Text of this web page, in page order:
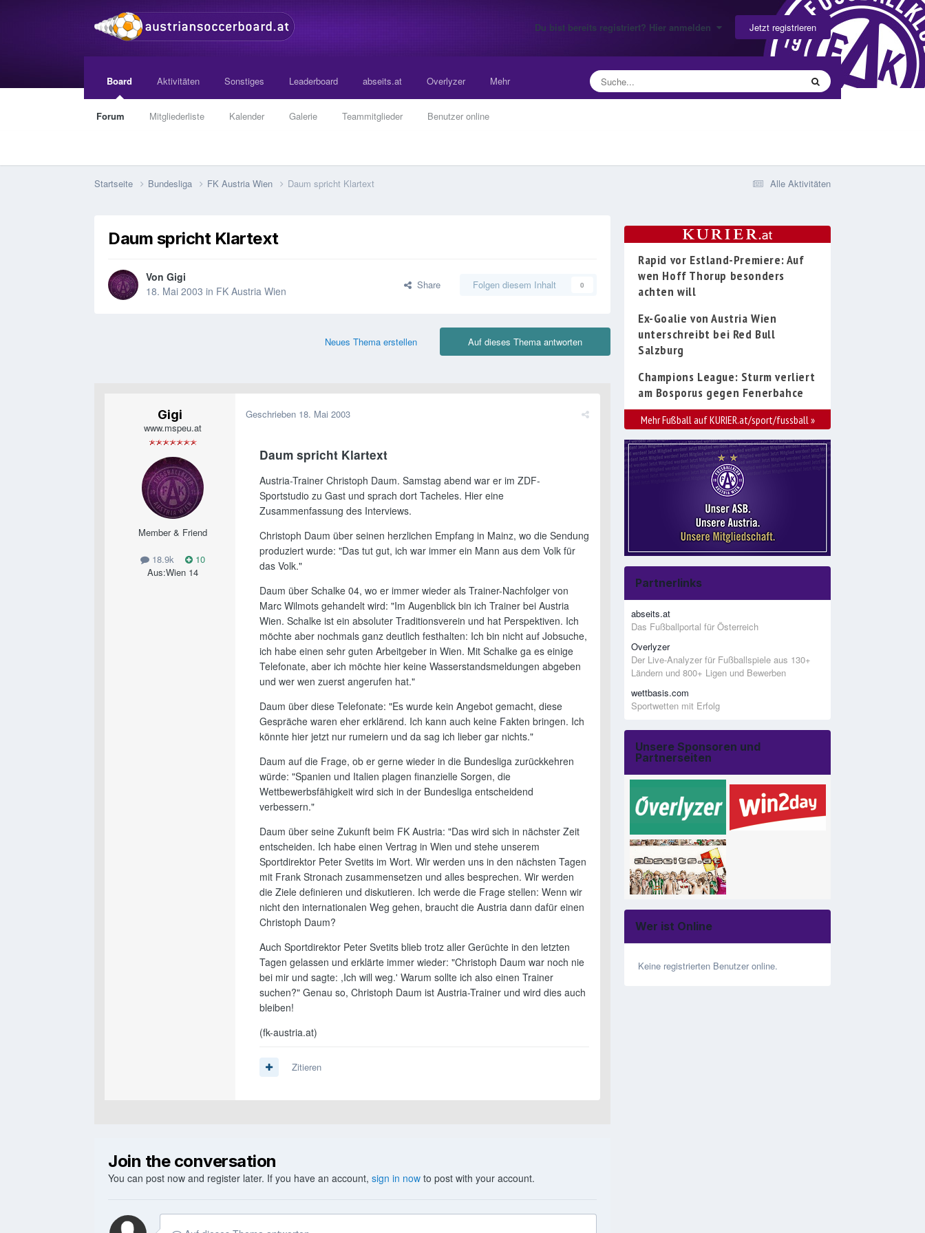
Du bist bereits registriert? Hier anmelden Jetzt registrieren
Board
Forum Mitgliederliste Kalender Galerie Teammitglieder Benutzer online
Aktivitäten Sonstiges Leaderboard abseits.at Overlyzer Mehr
Alle Aktivitäten
Startseite Bundesliga FK Austria Wien Daum spricht Klartext
Daum spricht Klartext
Von Gigi
18. Mai 2003 in FK Austria Wien Share Folgen diesem Inhalt 0
Auf dieses Thema antworten
Neues Thema erstellen
Gigi
www.mspeu.at
Member & Friend
18.9k
10
Aus:Wien 14
Geschrieben 18. Mai 2003
Daum spricht Klartext
Austria-Trainer Christoph Daum. Samstag abend war er im ZDF-
Sportstudio zu Gast und sprach dort Tacheles. Hier eine
Zusammenfassung des Interviews.
Christoph Daum über seinen herzlichen Empfang in Mainz, wo die Sendung
produziert wurde: "Das tut gut, ich war immer ein Mann aus dem Volk für
das Volk."
Daum über Schalke 04, wo er immer wieder als Trainer-Nachfolger von
Marc Wilmots gehandelt wird: "Im Augenblick bin ich Trainer bei Austria
Wien. Schalke ist ein absoluter Traditionsverein und hat Perspektiven. Ich
möchte aber nochmals ganz deutlich festhalten: Ich bin nicht auf Jobsuche,
ich habe einen sehr guten Arbeitgeber in Wien. Mit Schalke ga es einige
Telefonate, aber ich möchte hier keine Wasserstandsmeldungen abgeben
und wer wen zuerst angerufen hat."
Daum über diese Telefonate: "Es wurde kein Angebot gemacht, diese
Gespräche waren eher erklärend. Ich kann auch keine Fakten bringen. Ich
könnte hier jetzt nur rumeiern und da sag ich lieber gar nichts."
Daum auf die Frage, ob er gerne wieder in die Bundesliga zurückkehren
würde: "Spanien und Italien plagen finanzielle Sorgen, die
Wettbewerbsfähigkeit wird sich in der Bundesliga entscheidend
verbessern."
Daum über seine Zukunft beim FK Austria: "Das wird sich in nächster Zeit
entscheiden. Ich habe einen Vertrag in Wien und stehe unserem
Sportdirektor Peter Svetits im Wort. Wir werden uns in den nächsten Tagen
mit Frank Stronach zusammensetzen und alles besprechen. Wir werden
die Ziele definieren und diskutieren. Ich werde die Frage stellen: Wenn wir
nicht den internationalen Weg gehen, braucht die Austria dann dafür einen
Christoph Daum?
Auch Sportdirektor Peter Svetits blieb trotz aller Gerüchte in den letzten
Tagen gelassen und erklärte immer wieder: "Christoph Daum war noch nie
bei mir und sagte: ,Ich will weg.' Warum sollte ich also einen Trainer
suchen?" Genau so, Christoph Daum ist Austria-Trainer und wird dies auch
bleiben!
(fk-austria.at)
Zitieren
Join the conversation
You can post now and register later. If you have an account, sign in now to post with your account.
Rapid vor Estland-Premiere: Auf
wen Hoff Thorup besonders
achten will
Ex-Goalie von Austria Wien
unterschreibt bei Red Bull
Salzburg
Champions League: Sturm verliert
am Bosporus gegen Fenerbahce
Mehr Fußball auf KURIER.at/sport/fussball »
Partnerlinks
abseits.at
Das Fußballportal für Österreich
Overlyzer
Der Live-Analyzer für Fußballspiele aus 130+
Ländern und 800+ Ligen und Bewerben
wettbasis.com
Sportwetten mit Erfolg
Unsere Sponsoren und
Partnerseiten
Wer ist Online
Keine registrierten Benutzer online.